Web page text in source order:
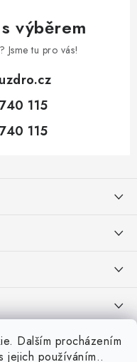
Dalším procházením
jejich používáním..
výběrem
Jsme tu pro vás!
115
115